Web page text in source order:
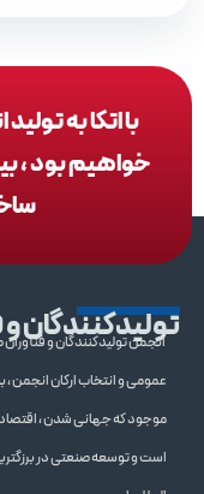
با اتکا به
خواهیم بود ،
تولیدکنندگان
عمومی و انتخاب ارکان انجمن
موجود که جهانی شدن ،
است و توسعه صنعتی در